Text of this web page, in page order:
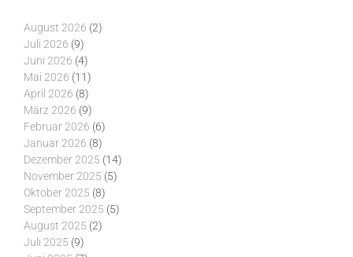
August 2026 (2)
Juli 2026 (9)
Juni 2026 (4)
Mai 2026 (11)
April 2026 (8)
März 2026 (9)
Februar 2026 (6)
Januar 2026 (8)
Dezember 2025 (14)
November 2025 (5)
Oktober 2025 (8)
September 2025 (5)
August 2025 (2)
Juli 2025 (9)